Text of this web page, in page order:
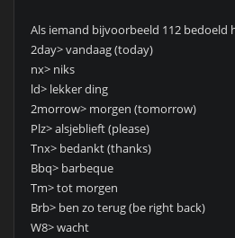
Als iemand bijvoorbeeld 112 bedoeld
2day> vandaag (today)
nx> niks
ld> lekker ding
2morrow> morgen (tomorrow)
Plz> alsjeblieft (please)
Tnx> bedankt (thanks)
Bbq> barbeque
Tm> tot morgen
Brb> ben zo terug (be right back)
W8> wacht